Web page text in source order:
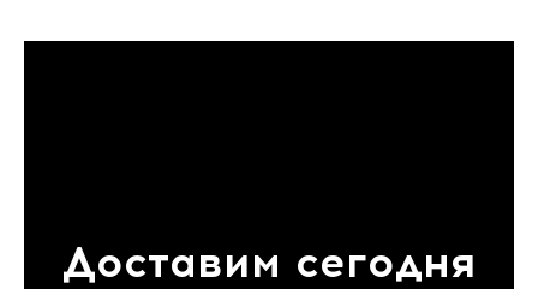
Доставим сегодня